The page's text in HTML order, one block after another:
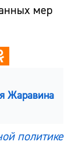
мер
Жаравина
политике